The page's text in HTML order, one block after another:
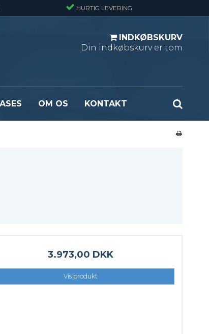
HURTIG LEVERING
INDKØBSKURV
Din indkøbskurv er tom
OM OS KONTAKT
3.973,00 DKK
Vis produkt